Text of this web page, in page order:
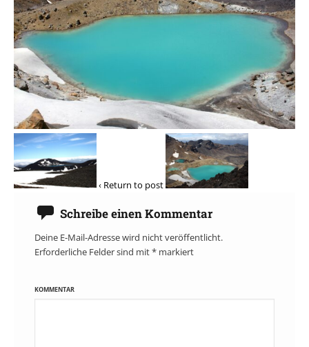
‹ Return to post
Schreibe einen Kommentar
Deine E-Mail-Adresse wird nicht veröffentlicht.
Erforderliche Felder sind mit* markiert
KOMMENTAR